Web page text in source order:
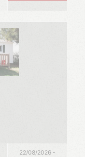
22/08/2026 -